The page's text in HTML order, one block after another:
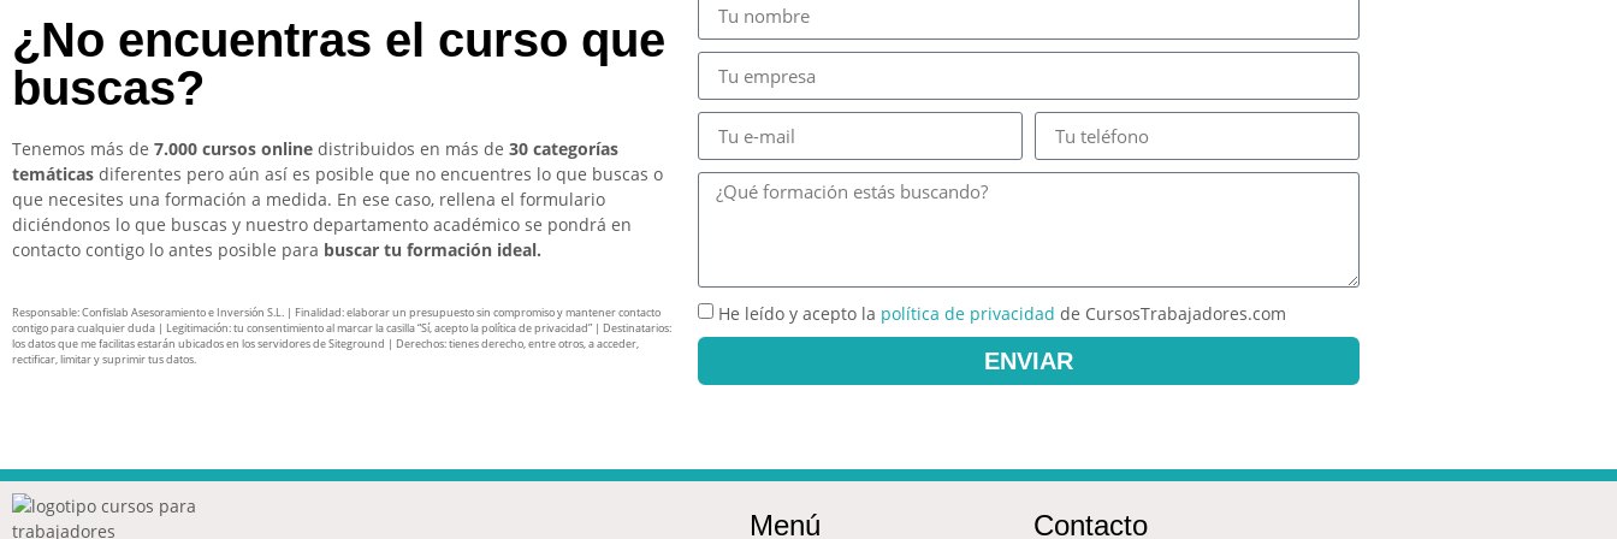
¿No encuentras el curso que
buscas?
Tenemos más de 7.000 cursos online distribuidos en más de 30 categorías
temáticas diferentes pero aún así es posible que no encuentres lo que buscas o
que necesites una formación a medida. En ese caso, rellena el formulario
diciéndonos lo que buscas y nuestro departamento académico se pondrá en
contacto contigo lo antes posible para buscar tu formación ideal.
Responsable: Confislab Asesoramiento e Inversión S.L. | Finalidad: elaborar un presupuesto sin compromiso y mantener contacto
contigo para cualquier duda | Legitimación: tu consentimiento al marcar la casilla “Sí, acepto la política de privacidad” | Destinatarios:
los datos que me facilitas estarán ubicados en los servidores de Siteground | Derechos: tienes derecho, entre otros, a acceder,
rectificar, limitar y suprimir tus datos.
He leído y acepto la política de privacidad de CursosTrabajadores.com
ENVIAR
Menú Contacto